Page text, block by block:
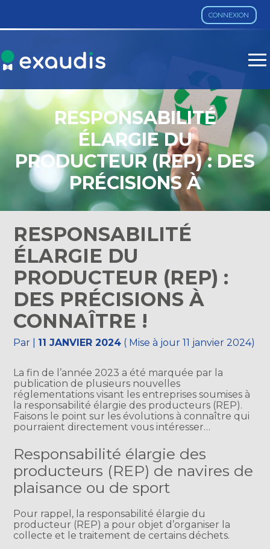
CONNEXION
Aller
RESPONSABILITÉ
ÉLARGIE DU
PRODUCTEUR (REP) : DES
PRÉCISIONS À
CONNAÎTRE !
RESPONSABILITÉ
ÉLARGIE DU
PRODUCTEUR (REP) :
DES PRÉCISIONS À
CONNAÎTRE !
Par 11 JANVIER 2024 ( Mise à jour 11 janvier 2024)
La fin de l’année 2023 a été marquée par la
publication de plusieurs nouvelles
réglementations visant les entreprises soumises à
la responsabilité élargie des producteurs (REP).
Faisons le point sur les évolutions à connaître qui
pourraient directement vous intéresser…
Responsabilité élargie des
producteurs (REP) de navires de
plaisance ou de sport
Pour rappel, la responsabilité élargie du
producteur (REP) a pour objet d’organiser la
collecte et le traitement de certains déchets.